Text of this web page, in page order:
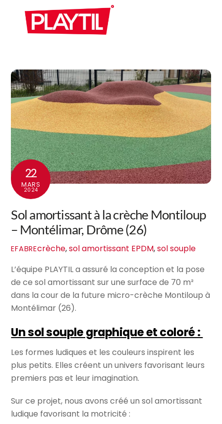
content
22
MARS
2024
Sol amortissant à la crèche Montiloup
– Montélimar, Drôme (26)
EFABREcrèche,sol amortissant EPDM,sol souple
L’équipe PLAYTIL a assuré la conception et la pose
de ce sol amortissant sur une surface de 70 m²
dans la cour de la future micro-crèche Montiloup à
Montélimar (26).
Un sol souple graphique et coloré :
Les formes ludiques et les couleurs inspirent les
plus petits. Elles créent un univers favorisant leurs
premiers pas et leur imagination.
Sur ce projet, nous avons créé un sol amortissant
ludique favorisant la motricité :